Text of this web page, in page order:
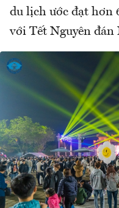
du lịch ước đạt hơn
với Tết Nguyên